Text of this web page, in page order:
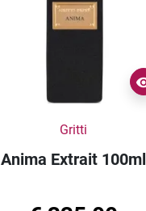
Gritti
Anima Extrait 100ml